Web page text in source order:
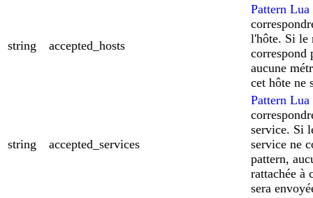
string accepted_hosts
Pattern Lua
l'hôte. Si le
correspond
aucune
cet hôte ne
string accepted_services
Pattern Lua
service. Si
service ne
pattern,
rattachée à
sera